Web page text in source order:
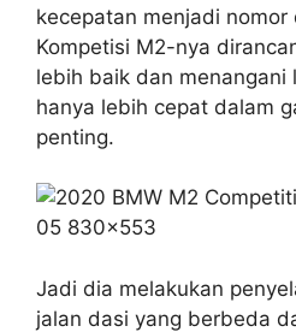
kecepatan menjadi nomor
Kompetisi M2-nya
lebih baik dan menangani
hanya lebih cepat dalam
penting.
Jadi dia melakukan
jalan dasi yang berbeda